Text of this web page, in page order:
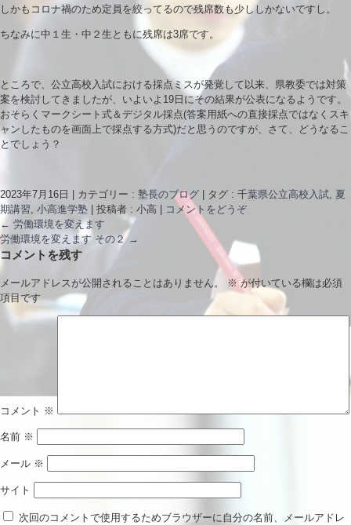
しかもコロナ禍のため定員を絞ってるので残席数も少ししかないですし。
ちなみに中１生・中２生ともに残席は3席です。
ところで、公立高校入試における採点ミスが発覚して以来、県教委では対策
案を検討してきましたが、いよいよ19日にその結果が公表になるようです。
おそらくマークシート式＆デジタル採点(答案用紙への直接採点ではなくスキ
ャンしたものを画面上で採点する方式)だと思うのですが、さて、どうなるこ
とでしょう？
2023年7月16日 カテゴリー : 塾長のブログ タグ : 千葉県公立高校入試, 夏
期講習, 小高進学塾 投稿者 : 小高
コメントをどうぞ
← 労働環境を変えます
労働環境を変えます その２→
コメントを残す
メールアドレスが公開されることはありません。 ※ が付いている欄は必須
項目です
コメント ※
名前 ※
メール ※
サイト
次回のコメントで使用するためブラウザーに自分の名前、メールアドレ